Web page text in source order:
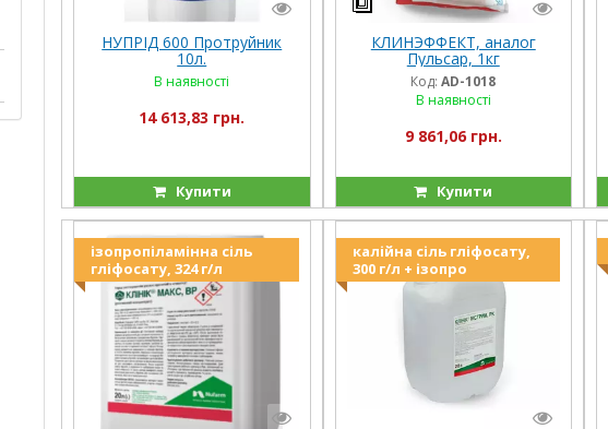
НУПРІД 600 Протруйник
10л.
В наявності
14 613,83 грн.
Купити
КЛИНЭФФЕКТ, аналог
Пульсар, 1кг
Код: AD-1018
В наявності
9 861,06 грн.
Купити
ізопропіламінна сіль
гліфосату, 324 г/л
калійна сіль гліфосату,
300 г/л + ізопро